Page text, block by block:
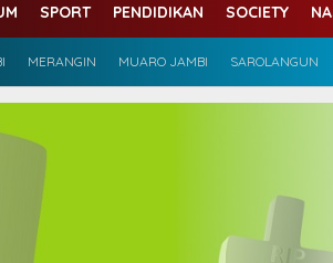
SPORT PENDIDIKAN SOCIETY
MERANGIN MUARO JAMBI SAROLANGUN